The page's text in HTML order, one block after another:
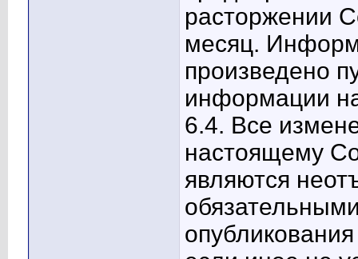
расторжении
месяц.
произведено
информации
6.4. Все
настоящему
являются